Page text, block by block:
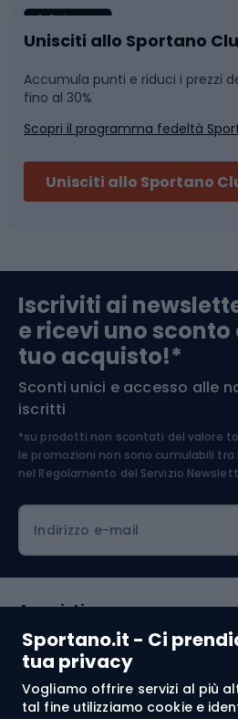
Sportano.it - Ci
tua privacy
Vogliamo offrire servizi al più
tal fine utilizziamo cookie e
Caschi da ciclismo
Skitouring
Abbigliamento da
Nuoto
Pattinaggio
Componenti per biciclette
Arrampicata
Medicina dello sport
Abbigliamento ciclistico
Unisciti allo Sportano
Accumula punti e riduci i prezzi
fino al 30%
Scopri il programma fedeltà
Unisciti allo Sportano
Iscriviti ai
e ricevi uno sconto
tuo acquisto!*
Sconti unici e accesso alle
iscritti
*su prodotti non scontati del valore
le promozioni non sono cumulabili
nel Regolamento del Servizio
Indirizzo e-mail
Acquisti
Servizio clienti
Regolamento